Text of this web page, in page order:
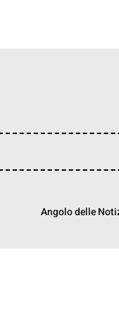
Angolo delle